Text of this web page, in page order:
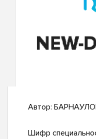
Автор:
Шифр